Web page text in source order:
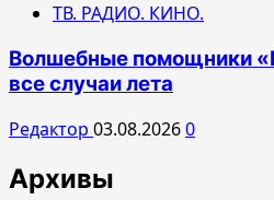
ТВ. РАДИО. КИНО.
Волшебные помощники
все случаи лета
Редактор 03.08.20260
Архивы